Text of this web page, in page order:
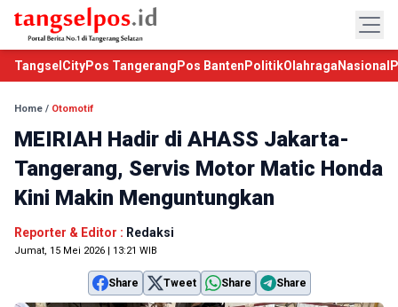
TangselCityPos Tangerang Pos Banten PolitikOlahraga Nasional
Home / Otomotif
MEIRIAH Hadir di AHASS Jakarta-
Tangerang, Servis Motor Matic Honda
Kini Makin Menguntungkan
Reporter & Editor : Redaksi
Jumat, 15 Mei 2026 | 13:21 WIB
Share Tweet Share Share